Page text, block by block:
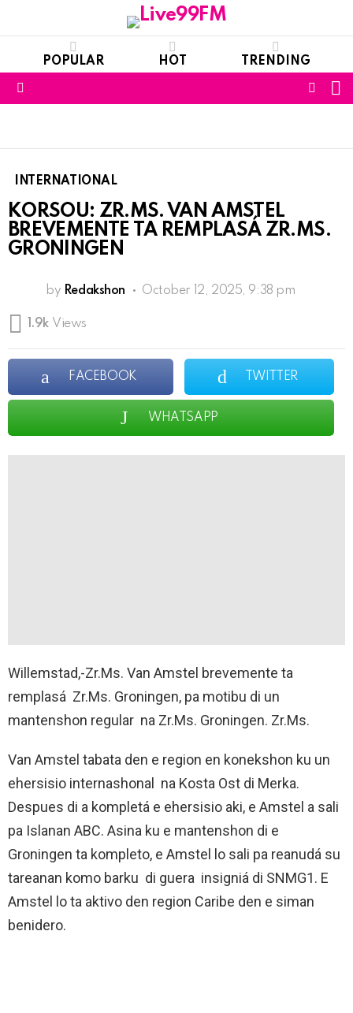
POPULAR HOT TRENDING
INTERNATIONAL
KORSOU: ZR.MS. VAN AMSTEL
BREVEMENTE TA REMPLASÁ ZR.MS.
GRONINGEN
by Redakshon October 12, 2025, 9:38 pm
1.9k Views
FACEBOOK TWITTER
WHATSAPP
Willemstad,-Zr.Ms. Van Amstel brevemente ta
remplasá Zr.Ms. Groningen, pa motibu di un
mantenshon regular na Zr.Ms. Groningen. Zr.Ms.
Van Amstel tabata den e region en konekshon ku un
ehersisio internashonal na Kosta Ost di Merka.
Despues di a kompletá e ehersisio aki, e Amstel a sali
pa Islanan ABC. Asina ku e mantenshon di e
Groningen ta kompleto, e Amstel lo sali pa reanudá su
tareanan komo barku di guera insigniá di SNMG1. E
Amstel lo ta aktivo den region Caribe den e siman
benidero.